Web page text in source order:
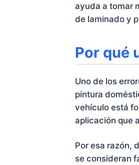
ayuda a tomar
de laminado y
Por qué
Uno de los
pintura
vehículo está
aplicación que
Por esa razón,
se consideran